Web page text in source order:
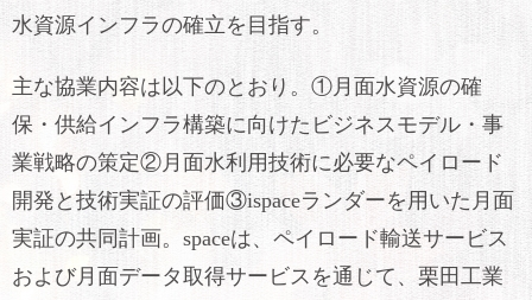
水資源インフラの確立を目指す。
主な協業内容は以下のとおり。①月面水資源の確
保・供給インフラ構築に向けたビジネスモデル・事
業戦略の策定②月面水利用技術に必要なペイロード
開発と技術実証の評価③ispaceランダーを用いた月面
実証の共同計画。spaceは、ペイロード輸送サービス
および月面データ取得サービスを通じて、栗田工業